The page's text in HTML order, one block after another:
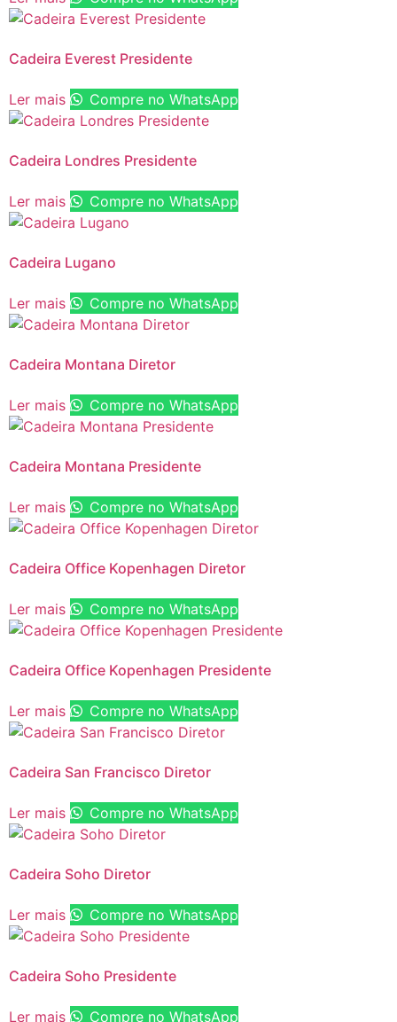
Cadeira Everest Presidente
Ler mais Compre no WhatsApp
Cadeira Londres Presidente
Ler mais Compre no WhatsApp
Cadeira Lugano
Ler mais Compre no WhatsApp
Cadeira Montana Diretor
Ler mais Compre no WhatsApp
Cadeira Montana Presidente
Ler mais Compre no WhatsApp
Cadeira Office Kopenhagen Diretor
Ler mais Compre no WhatsApp
Cadeira Office Kopenhagen Presidente
Ler mais Compre no WhatsApp
Cadeira San Francisco Diretor
Ler mais Compre no WhatsApp
Cadeira Soho Diretor
Ler mais Compre no WhatsApp
Cadeira Soho Presidente
Ler mais Compre no WhatsApp